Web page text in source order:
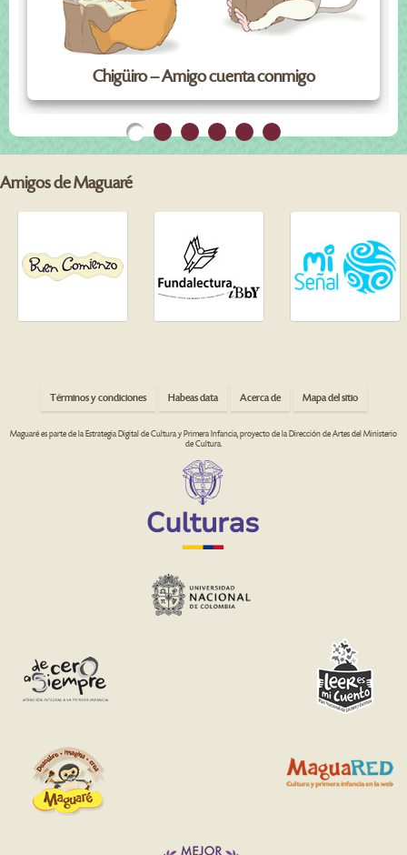
Chigüiro – Amigo cuenta conmigo
Amigos de Maguaré
Términos y condiciones Habeas data Acerca de Mapa del sitio
Maguaré es parte de la Estrategia Digital de Cultura y Primera Infancia, proyecto de la Dirección de Artes del Ministerio
de Cultura.